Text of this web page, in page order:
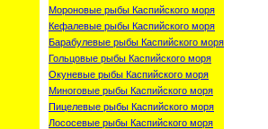
Мороновые рыбы Каспийского моря
Кефалевые рыбы Каспийского моря
Барабулевые рыбы Каспийского моря
Гольцовые рыбы Каспийского моря
Окуневые рыбы Каспийского моря
Миноговые рыбы Каспийского моря
Пицелевые рыбы Каспийского моря
Лососевые рыбы Каспийского моря